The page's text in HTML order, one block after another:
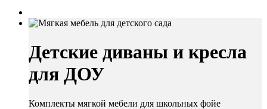
Детские диваны и кресла
для ДОУ
Комплекты мягкой мебели для школьных фойе